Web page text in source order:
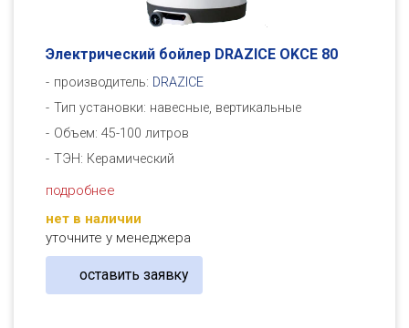
Электрический бойлер DRAZICE OKСE 80
производитель: DRAZICE
Тип установки: навесные, вертикальные
Объем: 45-100 литров
ТЭН: Керамический
подробнее
нет в наличии
уточните у менеджера
оставить заявку